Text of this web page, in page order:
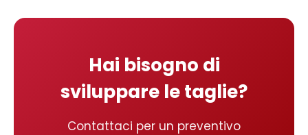
Hai bisogno di
sviluppare le taglie?
Contattaci per un preventivo